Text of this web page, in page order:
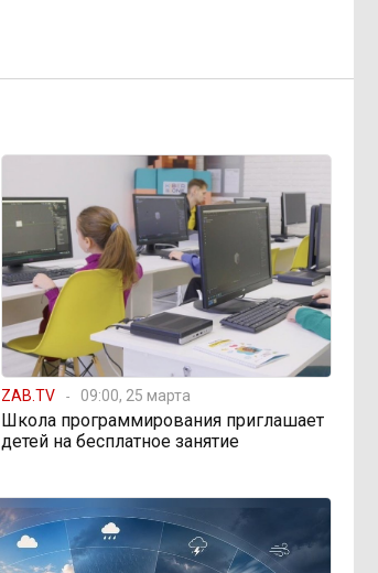
ZAB.TV 09:00, 25 марта
Школа программирования приглашает
детей на бесплатное занятие